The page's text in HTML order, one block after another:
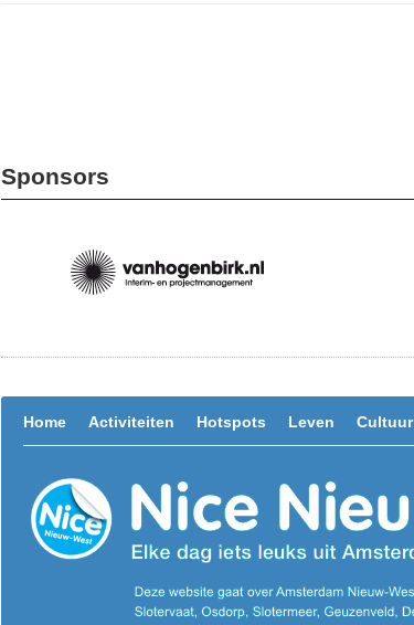
Sponsors
Home Activiteiten Hotspots Leven Cultuur